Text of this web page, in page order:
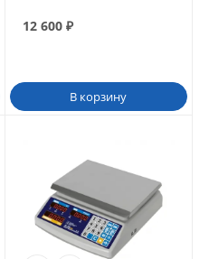
12 600₽
В корзину